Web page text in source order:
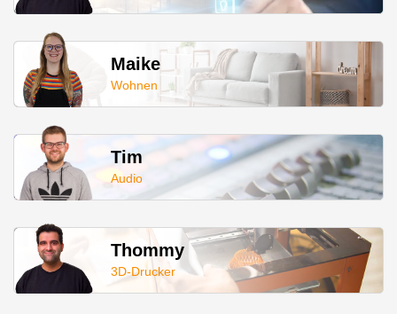
Maike
Wohnen
Tim
Audio
Thommy
3D-Drucker